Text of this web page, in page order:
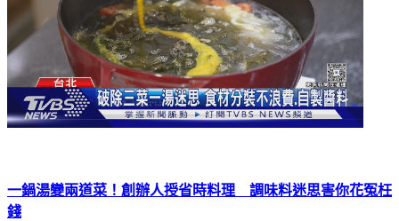
一鍋湯變兩道菜！創辦人授省時料理 調味料迷思害你花冤枉
錢